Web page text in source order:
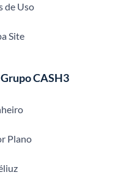
de Uso
Site
CASH3
Plano